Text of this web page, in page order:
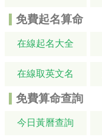
免費起名算命
在線起名大全
在線取英文名
免費算命查詢
今日黃曆查詢